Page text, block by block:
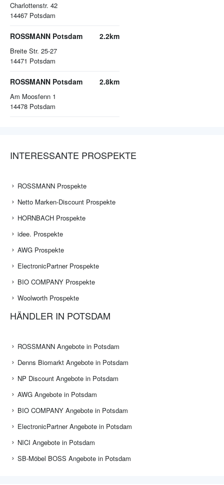
Charlottenstr. 42
14467 Potsdam
ROSSMANN Potsdam
Breite Str. 25-27
14471 Potsdam
2.2km
ROSSMANN Potsdam
Am Moosfenn 1
14478 Potsdam
2.8km
INTERESSANTE PROSPEKTE
ROSSMANN Prospekte
Netto Marken-Discount Prospekte
HORNBACH Prospekte
idee. Prospekte
AWG Prospekte
ElectronicPartner Prospekte
BIO COMPANY Prospekte
Woolworth Prospekte
HÄNDLER IN POTSDAM
ROSSMANN Angebote in Potsdam
Denns Biomarkt Angebote in Potsdam
NP Discount Angebote in Potsdam
AWG Angebote in Potsdam
BIO COMPANY Angebote in Potsdam
ElectronicPartner Angebote in Potsdam
NICI Angebote in Potsdam
SB-Möbel BOSS Angebote in Potsdam